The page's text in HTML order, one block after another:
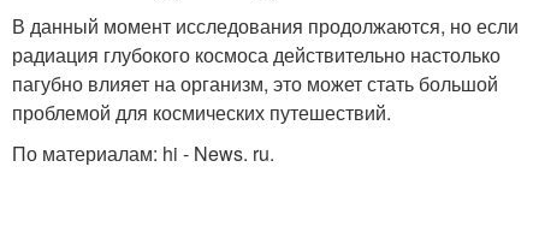
В данный момент исследования продолжаются, но если
радиация глубокого космоса действительно настолько
пагубно влияет на организм, это может стать большой
проблемой для космических путешествий.
По материалам: hi - News. ru.